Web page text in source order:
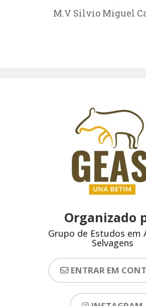
M.V Silvio Miguel
Organizado
Grupo de Estudos em
Selvagens
ENTRAR EM